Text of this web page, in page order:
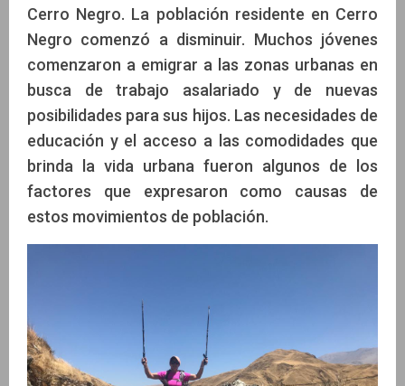
Cerro Negro. La población residente en Cerro
Negro comenzó a disminuir. Muchos jóvenes
comenzaron a emigrar a las zonas urbanas en
busca de trabajo asalariado y de nuevas
posibilidades para sus hijos. Las necesidades de
educación y el acceso a las comodidades que
brinda la vida urbana fueron algunos de los
factores que expresaron como causas de
estos movimientos de población.